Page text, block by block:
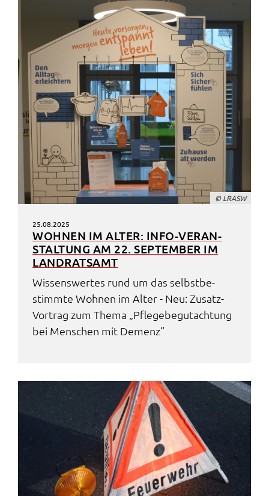
© LRASW
25.08.2025
WOHNEN IM ALTER: INFO-VERAN­
STAL­TUNG AM 22. SEPTEM­BER IM
LAND­RATS­AMT
Wissens­wer­tes rund um das selbst­be­
stimm­te Wohnen im Alter - Neu: Zusatz-
Vortrag zum Thema „Pfle­ge­be­gut­ach­tung
bei Menschen mit Demenz“